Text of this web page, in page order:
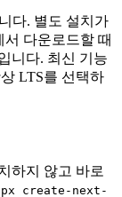
다. 별도 설치가
서 다운로드할 때
니다. 최신 기능
LTS를 선택하
하지 않고 바로
create-next-